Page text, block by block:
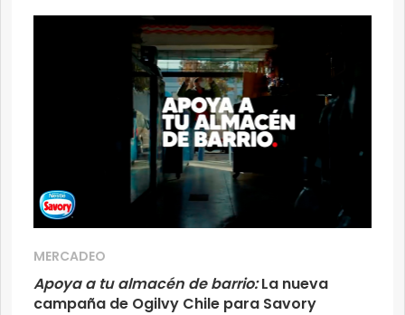
MERCADEO
Apoya a tu almacén de barrio:La nueva
campaña de Ogilvy Chile para Savory